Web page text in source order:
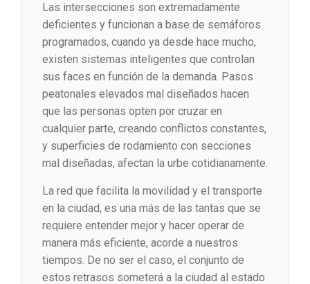
Las intersecciones son extremadamente
deficientes y funcionan a base de semáforos
programados, cuando ya desde hace mucho,
existen sistemas inteligentes que controlan
sus faces en función de la demanda. Pasos
peatonales elevados mal diseñados hacen
que las personas opten por cruzar en
cualquier parte, creando conflictos constantes,
y superficies de rodamiento con secciones
mal diseñadas, afectan la urbe cotidianamente.
La red que facilita la movilidad y el transporte
en la ciudad, es una más de las tantas que se
requiere entender mejor y hacer operar de
manera más eficiente, acorde a nuestros
tiempos. De no ser el caso, el conjunto de
estos retrasos someterá a la ciudad al estado